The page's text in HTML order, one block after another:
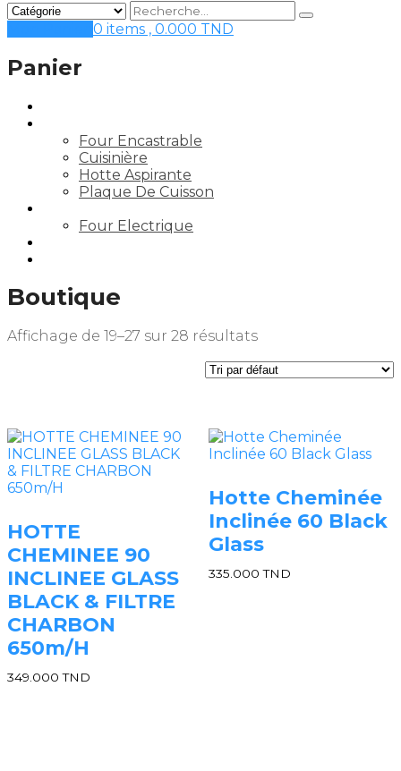
0 items , 0.000 TND
Panier
Four Encastrable
Cuisinière
Hotte Aspirante
Plaque De Cuisson
Four Electrique
Boutique
Affichage de 19–27 sur 28 résultats
HOTTE
CHEMINEE 90
INCLINEE GLASS
BLACK & FILTRE
CHARBON
650m/H
349.000TND
Hotte Cheminée
Inclinée 60 Black
Glass
335.000TND